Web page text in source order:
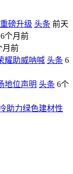
磅升级 头条 前天
6个月前
月前
耀助威呐喊 头条 6
地位声明 头条 6个
助力绿色建材性